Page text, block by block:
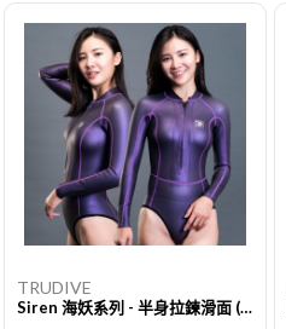
TRUDIVE
Siren 海妖系列 - 半身拉鍊滑面 (3mm盲縫版)